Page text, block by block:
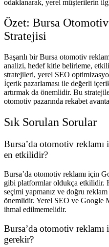
odaklanarak, yerel müşterilerin
Özet: Bursa
Stratejisi
Başarılı bir Bursa otomotiv
analizi, hedef kitle belirleme,
stratejileri, yerel SEO
İçerik pazarlaması ile değerli
artırmak da önemlidir. Bu
otomotiv pazarında rekabet
Sık Sorulan Sorular
Bursa’da otomotiv
en etkilidir?
Bursa’da otomotiv reklamı için
gibi platformlar oldukça etkilidir.
seçimi yapmanız ve doğru reklam
önemlidir. Yerel SEO ve Google
ihmal edilmemelidir.
Bursa’da otomotiv reklamı
gerekir?